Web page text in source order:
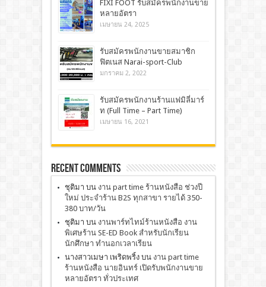
FIXI FOOT รับสมัครพนักงานขาย
หลายอัตรา
เมษายน 24, 2025
รับสมัครพนักงานขายสมาชิก
ฟิตเนส Narai-sport-Club
มกราคม 2, 2022
รับสมัครพนักงานร้านแฟมิลี่มาร์
ท (Full Time – Part Time)
เมษายน 16, 2021
Recent Comments
ชุติมา บน งาน part time ร้านหนังสือ ช่วงปี
ใหม่ ประจำร้าน B2S ทุกสาขา รายได้ 350-
380 บาท/วัน
ชุติมา บน งานพาร์ทไทม์ร้านหนังสือ งาน
พิเศษร้าน SE-ED Book สำหรับนักเรียน
นักศึกษา ทำนอกเวลาเรียน
นางสาวเมษา เพริดพริ้งบน งาน part time
ร้านหนังสือ นายอินทร์ เปิดรับพนักงานขาย
หลายอัตรา ทั่วประเทศ